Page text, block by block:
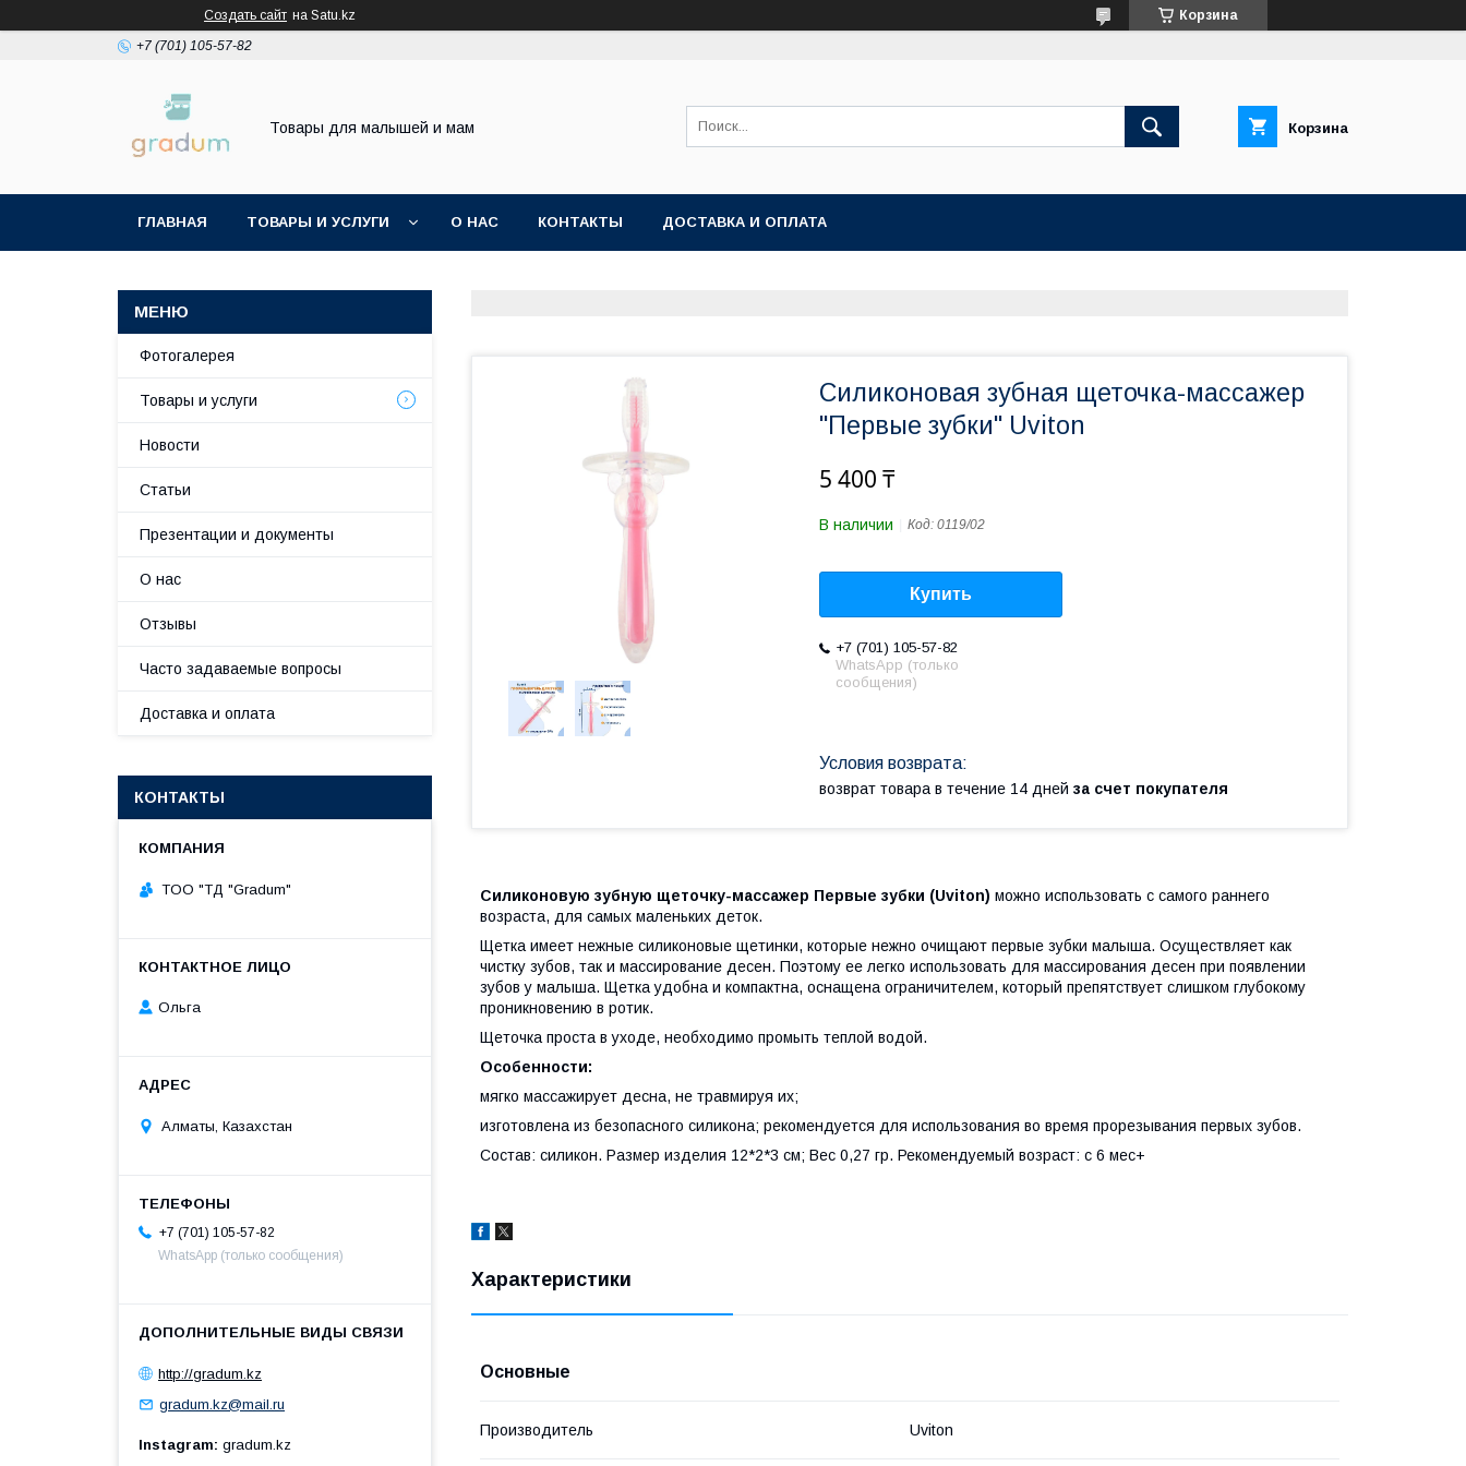
Создать сайт на Satu.kz Корзина
+7 (701) 105-57-82
Товары для малышей и мам Корзина
ГЛАВНАЯ ТОВАРЫ И УСЛУГИ О НАС КОНТАКТЫ ДОСТАВКА И ОПЛАТА
Силиконовая зубная щеточка-массажер
"Первые зубки" Uviton
5 400 ₸
В наличии Код: 0119/02
Купить
+7 (701) 105-57-82
WhatsApp (только
сообщения)
возврат товара в течение 14 дней за счет покупателя
Силиконовую зубную щеточку-массажер Первые зубки (Uviton) можно использовать с самого раннего
возраста, для самых маленьких деток.
Щетка имеет нежные силиконовые щетинки, которые нежно очищают первые зубки малыша. Осуществляет как
чистку зубов, так и массирование десен. Поэтому ее легко использовать для массирования десен при появлении
зубов у малыша. Щетка удобна и компактна, оснащена ограничителем, который препятствует слишком глубокому
проникновению в ротик.
Щеточка проста в уходе, необходимо промыть теплой водой.
Особенности:
мягко массажирует десна, не травмируя их;
изготовлена из безопасного силикона; рекомендуется для использования во время прорезывания первых зубов.
Состав: силикон. Размер изделия 12*2*3 см; Вес 0,27 гр. Рекомендуемый возраст: с 6 мес+
Характеристики
Основные
Производитель Uviton
Фотогалерея
Товары и услуги
Новости
Статьи
Презентации и документы
О нас
Отзывы
Часто задаваемые вопросы
Доставка и оплата
КОНТАКТЫ
TOO "ТД "Gradum"
Ольга
Алматы, Казахстан
+7 (701) 105-57-82
WhatsApp (только сообщения)
http://gradum.kz
gradum.kz@mail.ru
Instagram gradum.kz